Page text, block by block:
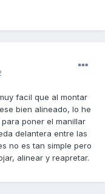
facil que al montar
bien alineado, lo he
poner el manillar
delantera entre las
no es tan simple pero
alinear y reapretar.